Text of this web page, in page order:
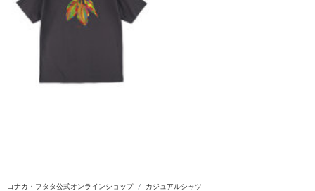
コナカ・フタタ公式オンラインショップ
カジュアルシャツ